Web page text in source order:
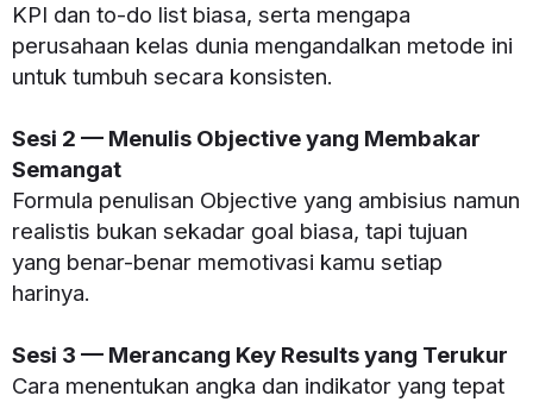
KPI dan to-do list biasa, serta mengapa
perusahaan kelas dunia mengandalkan metode ini
untuk tumbuh secara konsisten.
Sesi 2 — Menulis Objective yang Membakar
Semangat
Formula penulisan Objective yang ambisius namun
realistis bukan sekadar goal biasa, tapi tujuan
yang benar-benar memotivasi kamu setiap
harinya.
Sesi 3 — Merancang Key Results yang Terukur
Cara menentukan angka dan indikator yang tepat